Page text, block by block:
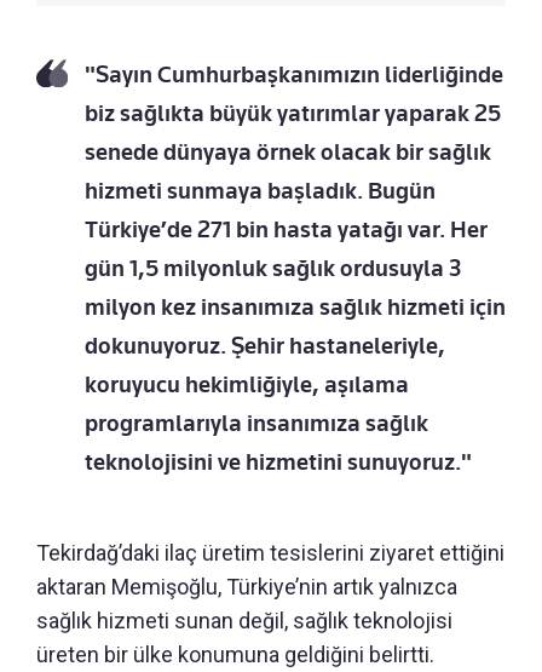
"Sayın Cumhurbaşkanımızın liderliğinde
biz sağlıkta büyük yatırımlar yaparak 25
senede dünyaya örnek olacak bir sağlık
hizmeti sunmaya başladık. Bugün
Türkiye’de 271 bin hasta yatağı var. Her
gün 1,5 milyonluk sağlık ordusuyla 3
milyon kez insanımıza sağlık hizmeti için
dokunuyoruz. Şehir hastaneleriyle,
koruyucu hekimliğiyle, aşılama
programlarıyla insanımıza sağlık
teknolojisini ve hizmetini sunuyoruz."
Tekirdağ’daki ilaç üretim tesislerini ziyaret ettiğini
aktaran Memişoğlu, Türkiye’nin artık yalnızca
sağlık hizmeti sunan değil, sağlık teknolojisi
üreten bir ülke konumuna geldiğini belirtti.